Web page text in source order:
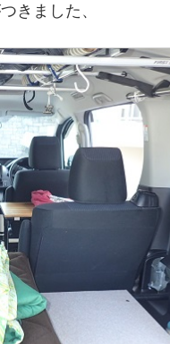
きました、